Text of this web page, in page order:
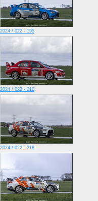
2024 / 022 - 195
2024 / 022 - 210
2024 / 022 - 218